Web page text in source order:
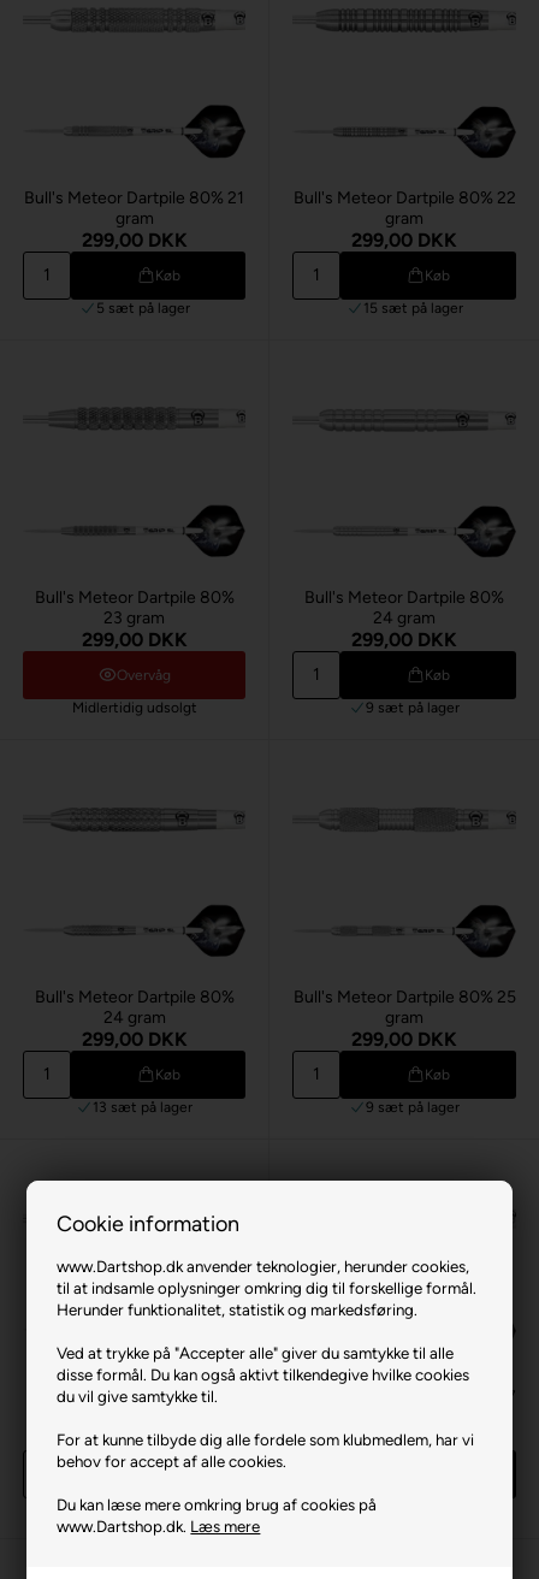
Cookie information
www.Dartshop.dk anvender teknologier, herunder cookies,
til at indsamle oplysninger omkring dig til forskellige formål.
Herunder funktionalitet, statistik og markedsføring.
Ved at trykke på "Accepter alle" giver du samtykke til alle
disse formål. Du kan også aktivt tilkendegive hvilke cookies
du vil give samtykke til.
For at kunne tilbyde dig alle fordele som klubmedlem, har vi
behov for accept af alle cookies.
Du kan læse mere omkring brug af cookies på
www.Dartshop.dk. Læs mere
Bull's Meteor Dartpile 80% 21
gram
299,00 DKK
Køb
5 sæt på lager
Bull's Meteor Dartpile 80% 22
gram
299,00 DKK
Køb
15 sæt på lager
Bull's Meteor Dartpile 80%
23 gram
299,00 DKK
Overvåg
Midlertidig udsolgt
Bull's Meteor Dartpile 80%
24 gram
299,00 DKK
Køb
9 sæt på lager
Bull's Meteor Dartpile 80%
24 gram
299,00 DKK
Køb
13 sæt på lager
Bull's Meteor Dartpile 80% 25
gram
299,00 DKK
Køb
9 sæt på lager
Bull's Meteor Dartpile 80%
299,00 DKK
Køb
5 sætpå lager
Bull's Meteor Dartpile 80% 27
299,00 DKK
8 sæt